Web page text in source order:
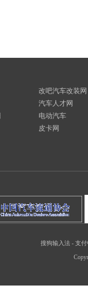
改吧汽车改装网
汽车人才网
电动汽车
皮卡网
搜狗输入法- 支